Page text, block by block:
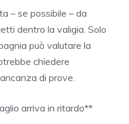
– se possibile – da
dentro la valigia. Solo
può valutare la
chiedere
di prove.
arriva in ritardo**